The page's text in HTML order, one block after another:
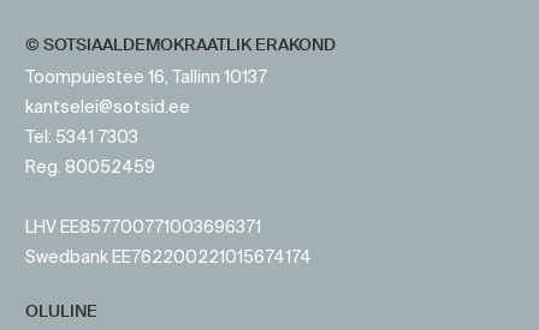
© SOTSIAALDEMOKRAATLIK ERAKOND
Toompuiestee 16, Tallinn 10137
kantselei@sotsid.ee
Tel: 5341 7303
Reg. 80052459
LHV EE857700771003696371
Swedbank EE762200221015674174
OLULINE